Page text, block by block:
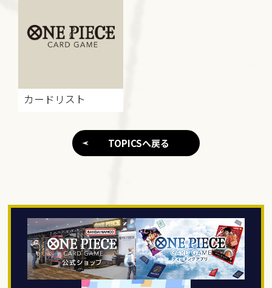
カードリスト
TOPICSへ戻る